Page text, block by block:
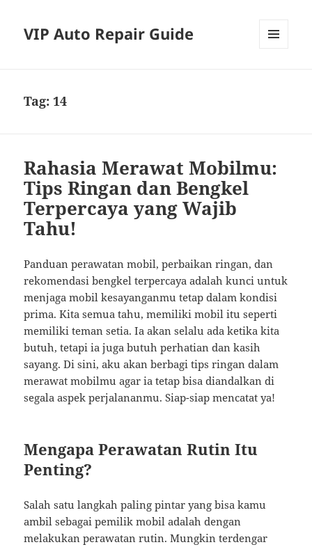
VIP Auto Repair Guide
Tag: 14
Rahasia Merawat Mobilmu:
Tips Ringan dan Bengkel
Terpercaya yang Wajib
Tahu!
Panduan perawatan mobil, perbaikan ringan, dan
rekomendasi bengkel terpercaya adalah kunci untuk
menjaga mobil kesayanganmu tetap dalam kondisi
prima. Kita semua tahu, memiliki mobil itu seperti
memiliki teman setia. Ia akan selalu ada ketika kita
butuh, tetapi ia juga butuh perhatian dan kasih
sayang. Di sini, aku akan berbagi tips ringan dalam
merawat mobilmu agar ia tetap bisa diandalkan di
segala aspek perjalananmu. Siap-siap mencatat ya!
Mengapa Perawatan Rutin Itu
Penting?
Salah satu langkah paling pintar yang bisa kamu
ambil sebagai pemilik mobil adalah dengan
melakukan perawatan rutin. Mungkin terdengar